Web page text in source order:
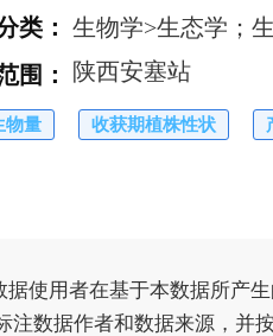
类 ： 生物学>生态学；
围 ：
陕西安塞站
物量 收获期植株性状
使用者在基于本数据所产
注数据作者和数据来源，并